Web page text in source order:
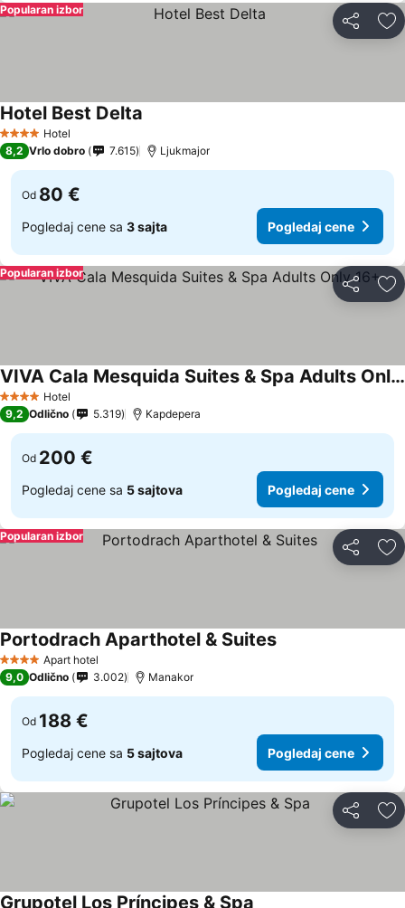
Deli
Popularan izbor
4 ZvezdiceHotel
Hotel Best Delta
8,2 Vrlo dobro 7.615 Ljukmajor
Od 80 €
Pogledaj cene sa 3 sajta Pogledaj cene
Deli
Popularan izbor
4 ZvezdiceHotel
VIVA Cala Mesquida Suites & Spa Adults Only 16+
9,2 Odlično 5.319 Kapdepera
Od 200 €
Pogledaj cene sa 5 sajtova Pogledaj cene
Deli
Popularan izbor
4 ZvezdiceApart hotel
Portodrach Aparthotel & Suites
9,0 Odlično 3.002 Manakor
Od 188 €
Pogledaj cene sa 5 sajtova Pogledaj cene
Deli
Grupotel Los Príncipes & Spa